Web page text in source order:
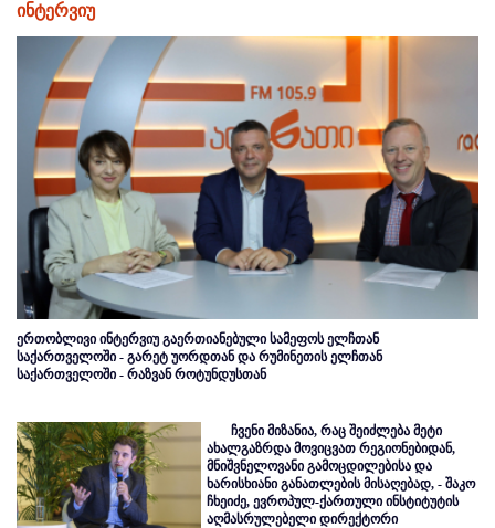
ინტერვიუ
ერთობლივი ინტერვიუ გაერთიანებული სამეფოს ელჩთან
საქართველოში - გარეტ უორდთან და რუმინეთის ელჩთან
საქართველოში - რაზვან როტუნდუსთან
ჩვენი მიზანია, რაც შეიძლება მეტი
ახალგაზრდა მოვიცვათ რეგიონებიდან,
მნიშვნელოვანი გამოცდილებისა და
ხარისხიანი განათლების მისაღებად, - შაკო
ჩხეიძე, ევროპულ-ქართული ინსტიტუტის
აღმასრულებელი დირექტორი